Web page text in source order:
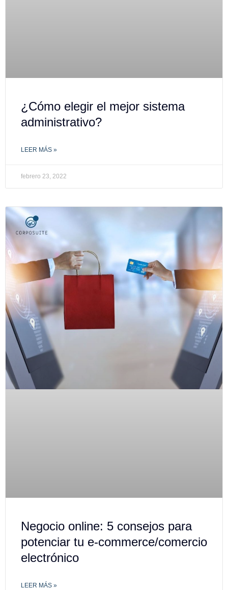
¿Cómo elegir el mejor sistema
administrativo?
LEER MÁS »
febrero 23, 2022
Negocio online: 5 consejos para
potenciar tu e-commerce/comercio
electrónico
LEER MÁS »